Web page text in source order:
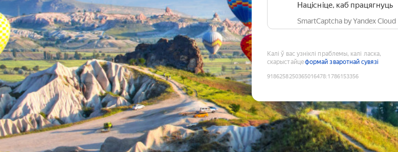
Націсніце, каб працягнуць
SmartCaptcha by Yandex Cloud
Калі ў вас узніклі праблемы, калі ласка,
скарыстайцеформай зваротнай сувязі
9186258250365016478:1786153356